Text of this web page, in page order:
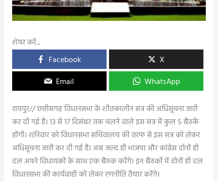
शेयर करें...
Facebook
X
Email
WhatsApp
रायपुर// छत्तीसगढ़ विधानसभा के शीतकालीन सत्र की अधिसूचना जारी
कर दी गई है। 13 से 17 दिसंबर तक चलने वाले इस सत्र में कुल 5 बैठकें
होंगी। शनिवार को विधानसभा सचिवालय की तरफ से इस सत्र को लेकर
अधिसूचना जारी कर दी गई है। अब जल्द ही भाजपा और कांग्रेस दोनों ही
दल अपने विधायकों के साथ एक बैठक करेंगे। इन बैठकों में दोनों ही दल
विधानसभा की कार्यवाही को लेकर रणनीति तैयार करेंगे।